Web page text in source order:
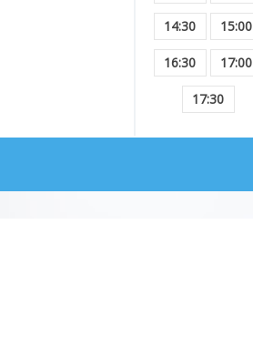
14:30 15:00
16:30 17:00
17:30